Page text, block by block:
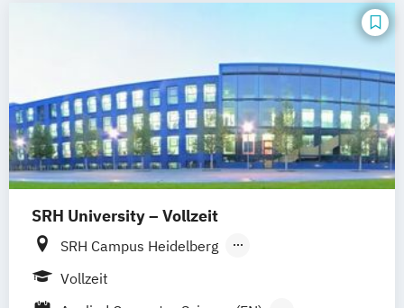
SRH University – Vollzeit
SRH Campus Heidelberg
SRH Campus Berlin
Vollzeit